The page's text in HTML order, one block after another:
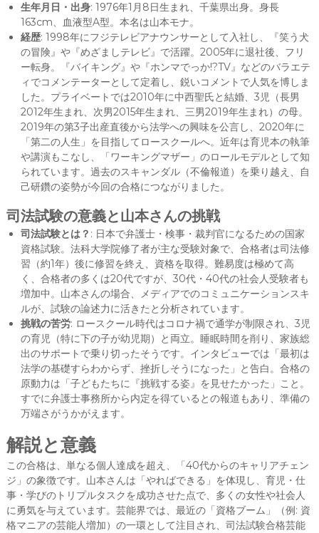
生年月日・出身: 1976年1月8日生まれ、千葉県出身。身長
163cm、血液型A型。本名は山本モナ。
経歴: 1998年にフジテレビアナウンサーとして入社し、『笑う犬
の冒険』や『めざましテレビ』で活躍。2005年に退社後、フリ
ー転身。『バイキング』や『ホンマでっか!?TV』などのバラエテ
ィでコメンテーターとして定着し、鋭いコメントで人気を博しま
した。プライベートでは2010年に中西聖氏と結婚、3児（長男
2012年生まれ、次男2015年生まれ、三男2019年生まれ）の母。
2019年の第3子出産直後から法学への興味を公言し、2020年に
「第二の人生」を目指してロースクールへ。近年は育児本の執筆
や講演もこなし、「ワーキングマザー」のロールモデルとして知
られています。過去のスキャンダル（不倫報道）を乗り越え、自
己研鑽の姿勢が今回の合格につながりました。
司法試験の意義と山本さんの挑戦
司法試験とは？ : 日本で弁護士・検事・裁判官になるための国家
資格試験。法科大学院修了者が主な受験対象で、合格者は司法修
習（約1年）後に修習を終え、資格を取得。難易度は極めて高
く、合格者の多くは20代ですが、30代・40代の社会人受験者も
増加中。山本さんの場合、メディアでのコミュニケーションスキ
ルが、試験の論述力に活きたと分析されています。
挑戦の苦労: ロースクール時代はコロナ禍で通学が制限され、3児
の育児（特に下の子が幼児期）と両立。睡眠時間を削り、家族総
出のサポートで乗り切ったそうです。インタビューでは「最初は
法学の基礎すらわからず、挫折しそうになった」と告白。合格の
原動力は「子どもたちに『挑戦する姿』を見せたかった」こと。
すでに弁護士事務所から内定を得ているとの報道もあり、準備の
万端さがうかがえます。
解説と意義
この合格は、単なる個人達成を超え、「40代からのキャリアチェン
ジ」の象徴です。山本さんは「やればできる」を体現し、育児・仕
事・学びのトリプルタスクを成功させた点で、多くの女性や社会人
に勇気を与えています。芸能界では、最近の「資格ブーム」（例: 資
格マニアの芸能人増加）の一環として注目され、司法試験合格芸能